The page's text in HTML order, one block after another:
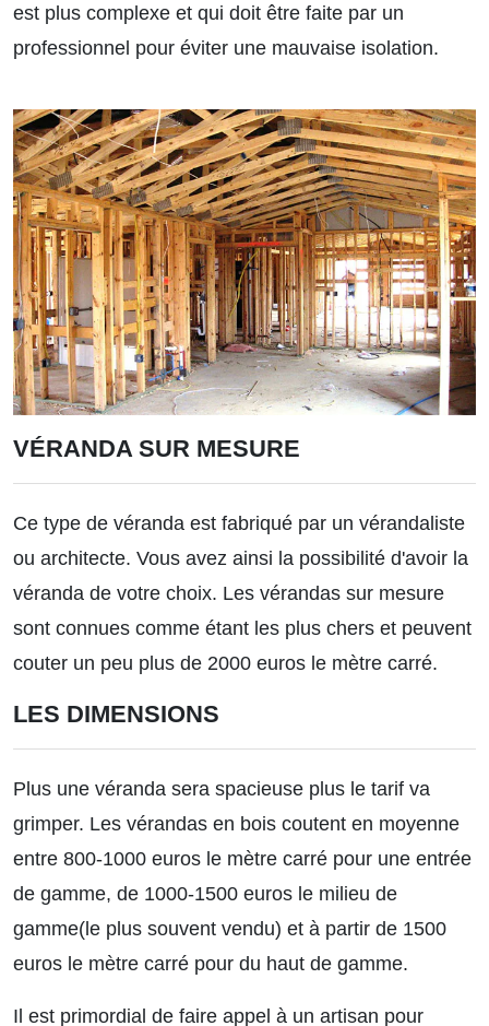
est plus complexe et qui doit être faite par un
professionnel pour éviter une mauvaise isolation.
VÉRANDA SUR MESURE
Ce type de véranda est fabriqué par un vérandaliste
ou architecte. Vous avez ainsi la possibilité d'avoir la
véranda de votre choix. Les vérandas sur mesure
sont connues comme étant les plus chers et peuvent
couter un peu plus de 2000 euros le mètre carré.
LES DIMENSIONS
Plus une véranda sera spacieuse plus le tarif va
grimper. Les vérandas en bois coutent en moyenne
entre 800-1000 euros le mètre carré pour une entrée
de gamme, de 1000-1500 euros le milieu de
gamme(le plus souvent vendu) et à partir de 1500
euros le mètre carré pour du haut de gamme.
Il est primordial de faire appel à un artisan pour